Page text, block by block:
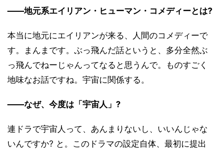
――地元系エイリアン・ヒューマン・コメディーとは?
本当に地元にエイリアンが来る、人間のコメディーで
す。まんまです。ぶっ飛んだ話というと、多分全然ぶ
っ飛んでねーじゃんってなると思うんで。ものすごく
地味なお話ですね。宇宙に関係する。
――なぜ、今度は「宇宙人」?
連ドラで宇宙人って、あんまりないし、いいんじゃな
いんですか? と。このドラマの設定自体、最初に提出